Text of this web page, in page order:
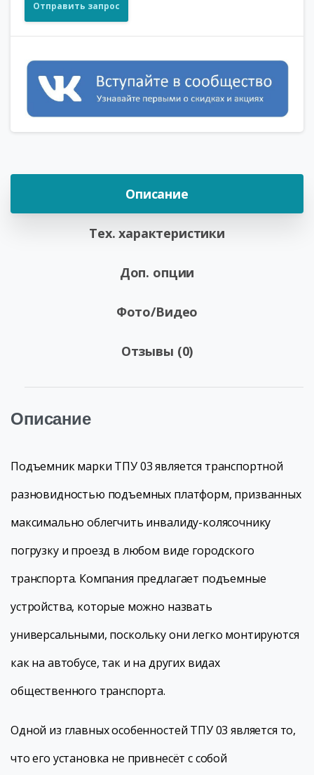
Отправить запрос
Описание
Тех. характеристики
Доп. опции
Фото/Видео
Отзывы (0)
Описание
Подъемник марки ТПУ 03 является транспортной
разновидностью подъемных платформ, призванных
максимально облегчить инвалиду-колясочнику
погрузку и проезд в любом виде городского
транспорта. Компания предлагает подъемные
устройства, которые можно назвать
универсальными, поскольку они легко монтируются
как на автобусе, так и на других видах
общественного транспорта.
Одной из главных особенностей ТПУ 03 является то,
что его установка не привнесёт с собой